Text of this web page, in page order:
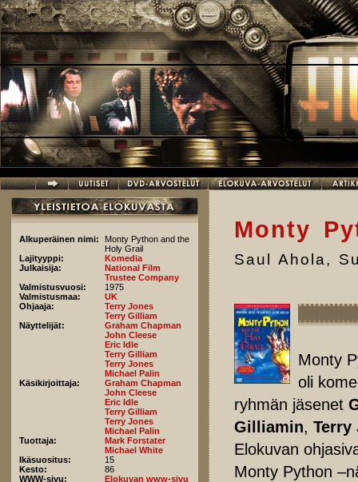
Hyppää pääsisältöön
Alkuperäinen nimi:
Monty Python and the
Holy Grail
Lajityyppi:
Komedia
Julkaisija:
National Film
Trustee Company
Valmistusvuosi:
1975
Valmistusmaa:
UK
Ohjaaja:
Terry Jones
Terry Gilliam
Näyttelijät:
Graham Chapman
John Cleese
Eric Idle
Terry Gilliam
Terry Jones
Michael Palin
Käsikirjoittaja:
Graham Chapman
John Cleese
Eric Idle
Terry Gilliam
Terry Jones
Michael Palin
Tuottaja:
Mark Forstater
Michael White
Ikäsuositus:
15
Kesto:
86
WWW-sivu:
Elokuvan www-sivu
Monty
Saul Ahola,
Monty
oli
ryhmän jäsenet
Gilliamin, Terry
Elokuvan
Monty Python